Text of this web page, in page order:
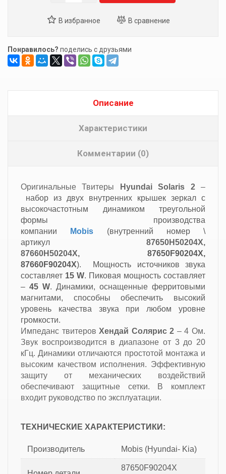
Понравилось? поделись с друзьями
Описание
Характеристики
Комментарии (0)
Оригинальные Твитеры Hyundai Solaris 2–
набор из двух внутренних крышек зеркал с
высокочастотным динамиком треугольной
формы производства
компании
Mobis
(внутренний номер \
артикул
87650H50204X,
87660H50204X, 87650F90204X,
87660F90204X). Мощность источников звука
составляет 15 W. Пиковая мощность составляет
– 45 W. Динамики, оснащенные ферритовыми
магнитами, способны обеспечить высокий
уровень качества звука при любом уровне
громкости.
Импеданс твитеровХендай Солярис 2 – 4 Ом.
Звук воспроизводится в диапазоне от 3 до 20
кГц. Динамики отличаются простотой монтажа и
высоким качеством исполнения. Эффективную
защиту от механических воздействий
обеспечивают защитные сетки. В комплект
входит руководство по эксплуатации.
ТЕХНИЧЕСКИЕ ХАРАКТЕРИСТИКИ:
Производитель Mobis (Hyundai- Kia)
87650F90204X